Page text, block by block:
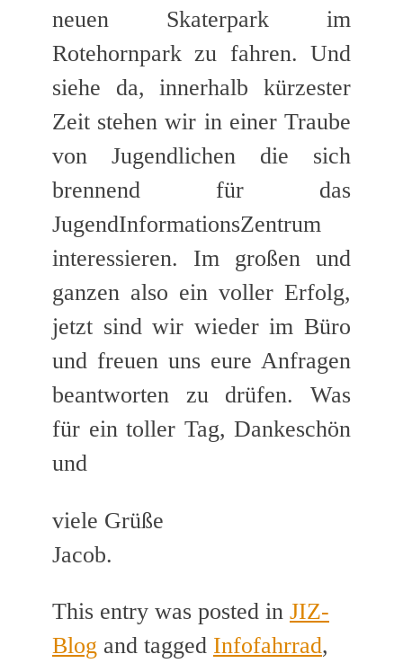
neuen Skaterpark im
Rotehornpark zu fahren. Und
siehe da, innerhalb kürzester
Zeit stehen wir in einer Traube
von Jugendlichen die sich
brennend für das
JugendInformationsZentrum
interessieren. Im großen und
ganzen also ein voller Erfolg,
jetzt sind wir wieder im Büro
und freuen uns eure Anfragen
beantworten zu drüfen. Was
für ein toller Tag, Dankeschön
und
viele Grüße
Jacob.
This entry was posted in JIZ-
Blog and tagged Infofahrrad,